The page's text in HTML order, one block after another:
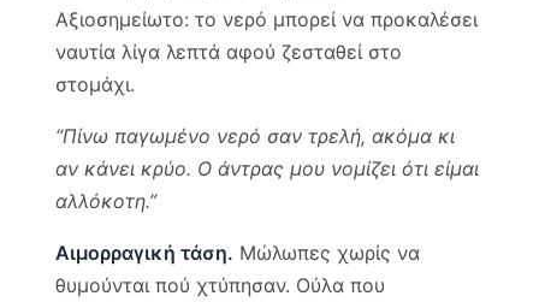
Αξιοσημείωτο: το νερό μπορεί να προκαλέσει
ναυτία λίγα λεπτά αφού ζεσταθεί στο
στομάχι.
“Πίνω παγωμένο νερό σαν τρελή, ακόμα κι
αν κάνει κρύο. Ο άντρας μου νομίζει ότι είμαι
αλλόκοτη.”
Αιμορραγική τάση. Μώλωπες χωρίς να
θυμούνται πού χτύπησαν. Ούλα που